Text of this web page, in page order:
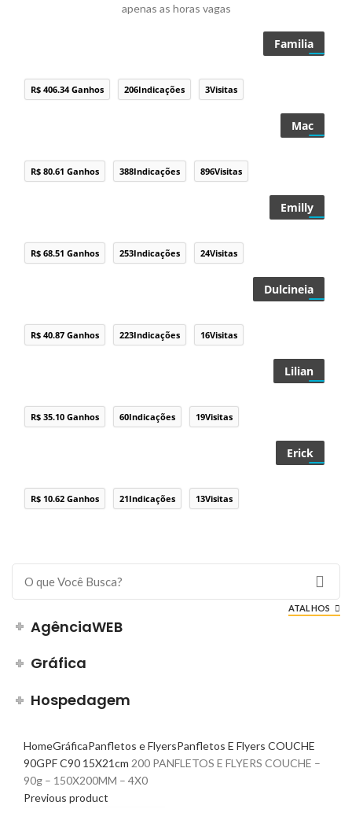
apenas as horas vagas
Familia
R$ 406.34 Ganhos 206Indicações 3Visitas
Mac
R$ 80.61 Ganhos 388Indicações 896Visitas
Emilly
R$ 68.51 Ganhos 253Indicações 24Visitas
Dulcineia
R$ 40.87 Ganhos 223Indicações 16Visitas
Lilian
R$ 35.10 Ganhos 60Indicações 19Visitas
Erick
R$ 10.62 Ganhos 21Indicações 13Visitas
ATALHOS
AgênciaWEB
Gráfica
Hospedagem
HomeGráficaPanfletos e FlyersPanfletos E Flyers COUCHE
90GPF C90 15X21cm 200 PANFLETOS E FLYERS COUCHE –
90g – 150X200MM – 4X0
Previous product